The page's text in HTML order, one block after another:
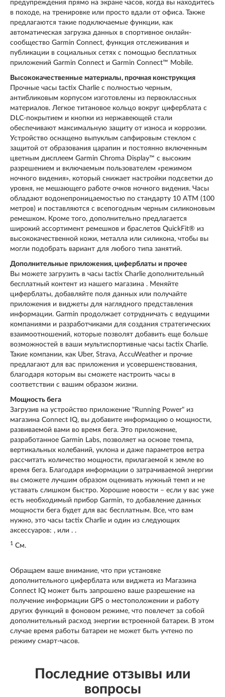
предупреждения прямо на экране часов, когда вы находитесь
в походе, на тренировке или просто вдали от офиса. Также
предлагаются такие подключаемые функции, как
автоматическая загрузка данных в спортивное онлайн-
сообщество Garmin Connect, функция отслеживания и
публикации в социальных сетях с помощью бесплатных
приложений Garmin Connect и Garmin Connect™ Mobile.
Высококачественные материалы, прочная конструкция
Прочные часы tactix Charlie с полностью черным,
антибликовым корпусом изготовлены из первоклассных
материалов. Легкое титановое кольцо вокруг циферблата с
DLC-покрытием и кнопки из нержавеющей стали
обеспечивают максимальную защиту от износа и коррозии.
Устройство оснащено выпуклым сапфировым стеклом с
защитой от образования царапин и постоянно включенным
цветным дисплеем Garmin Chroma Display™ с высоким
разрешением и включаемым пользователем «режимом
ночного видения», который снижает настройки подсветки до
уровня, не мешающего работе очков ночного видения. Часы
обладают водонепроницаемостью по стандарту 10 ATM (100
метров) и поставляются с всепогодным черным силиконовым
ремешком. Кроме того, дополнительно предлагается
широкий ассортимент ремешков и браслетов QuickFit® из
высококачественной кожи, металла или силикона, чтобы вы
могли подобрать вариант для любого типа занятий.
Дополнительные приложения, циферблаты и прочее
Вы можете загрузить в часы tactix Charlie дополнительный
бесплатный контент из нашего магазина . Меняйте
циферблаты, добавляйте поля данных или получайте
приложения и виджеты для наглядного представления
информации. Garmin продолжает сотрудничать с ведущими
компаниями и разработчиками для создания стратегических
взаимоотношений, которые позволят добавить еще больше
возможностей в ваши мультиспортивные часы tactix Charlie.
Такие компании, как Uber, Strava, AccuWeather и прочие
предлагают для вас приложения и усовершенствования,
благодаря которым вы сможете настроить часы в
соответствии с вашим образом жизни.
Мощность бега
Загрузив на устройство приложение "Running Power" из
магазина Connect IQ, вы добавите информацию о мощности,
развиваемой вами во время бега. Это приложение,
разработанное Garmin Labs, позволяет на основе темпа,
вертикальных колебаний, уклона и даже параметров ветра
рассчитать количество мощности, прилагаемой к земле во
время бега. Благодаря информации о затрачиваемой энергии
вы сможете лучшим образом оценивать нужный темп и не
уставать слишком быстро. Хорошие новости – если у вас уже
есть необходимый прибор Garmin, то добавление данных
мощности бега будет для вас бесплатным. Все, что вам
нужно, это часы tactix Charlie и один из следующих
аксессуаров: , или . .
1 См.
Обращаем ваше внимание, что при установке
дополнительного циферблата или виджета из Магазина
Connect IQ может быть запрошено ваше разрешение на
получение информации GPS о местоположении и работу
других функций в фоновом режиме, что повлечет за собой
дополнительный расход энергии встроенной батареи. В этом
случае время работы батареи не может быть учтено по
режиму смарт-часов.
Последние отзывы или
вопросы